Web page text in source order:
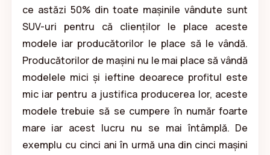
ce astăzi 50% din toate mașinile vândute sunt
SUV-uri pentru că clienților le place aceste
modele iar producătorilor le place să le vândă.
Producătorilor de mașini nu le mai place să vândă
modelele mici și ieftine deoarece profitul este
mic iar pentru a justifica producerea lor, aceste
modele trebuie să se cumpere în număr foarte
mare iar acest lucru nu se mai întâmplă. De
exemplu cu cinci ani în urmă una din cinci mașini